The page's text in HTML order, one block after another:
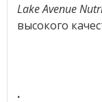
Lake Avenue
высокого
.